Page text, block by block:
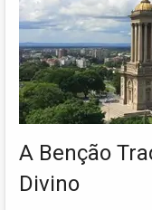
A Benção
Divino